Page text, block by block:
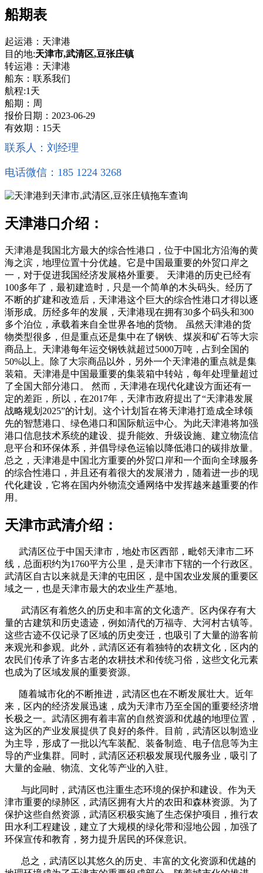
船期表
起运港：天津港
目的地:天津市,武清区,豆张庄镇
转运港：天津港
船东：联系我们
航程:1天
船期：周
报价日期：2023-06-29
有效期：15天
联系人：刘经理
电话微信：185 1224 3268
天津港口介绍：
天津港是我国北方最大的综合性港口，位于中国北方沿海的黄
海之滨，地理位置十分优越。它是中国最重要的外贸口岸之
一，对于促进我国经济发展格外重要。 天津港的历史已经有
100多年了，最初建造时，只是一个简单的木头码头。经历了
不断的扩建和改造后，天津港这个巨大的综合性港口才得以逐
渐形成。历经多年的发展，天津港现在拥有30多个码头和300
多个泊位，承载着来自全世界各地的货物。 虽然天津港的货
物类型很多，但是重点还是集中在了钢铁、煤炭和矿石等大宗
商品上。天津港每年运交钢铁就超过5000万吨，占到全国的
50%以上。除了大宗商品以外，另外一个天津港的重点就是集
装箱。天津港是中国最重要的集装箱中转站，每年处理量超过
了全国大部分港口。 然而，天津港在现代化建设方面还有一
定的差距，所以，在2017年，天津市政府提出了“天津港发展
战略规划2025”的计划。这个计划旨在将天津港打造成全球领
先的智慧港口、绿色港口和国际航运中心。为此天津港将加强
港口信息技术系统的建设、提升能效、升级设施、建立物流信
息平台和环保体系，并倡导绿色运输以降低港口的碳排放量。
总之，天津港是中国北方重要的外贸口岸和一个面向全球服务
的综合性港口，并且还有着很大的发展潜力，随着进一步的现
代化建设，它将在国内外物流交通网络中发挥越来越重要的作
用。
天津市武清介绍：
武清区位于中国天津市，地处市区西部，毗邻天津市二环
线，总面积约为1760平方公里，是天津市下辖的一个行政区。
武清区自古以来就是天津的屯田区，是中国农业发展的重要区
域之一，也是天津市最大的农业生产基地。
武清区有着悠久的历史和丰富的文化遗产。区内保存有大
量的古建筑和历史遗迹，例如清代的万福寺、大河村古镇等。
这些古迹不仅记录了区域的历史变迁，也吸引了大量的游客前
来观光和参观。此外，武清区还有着独特的农耕文化，区内的
农民们传承了许多古老的农耕技术和传统习俗，这些文化元素
也成为了区域发展的重要资源。
随着城市化的不断推进，武清区也在不断发展壮大。近年
来，区内的经济发展迅速，成为天津市乃至全国的重要经济增
长极之一。武清区拥有着丰富的自然资源和优越的地理位置，
这为区的产业发展提供了良好的条件。目前，武清区以制造业
为主导，形成了一批以汽车装配、装备制造、电子信息等为主
导的产业集群。同时，武清区还积极发展现代服务业，吸引了
大量的金融、物流、文化等产业的入驻。
与此同时，武清区也注重生态环境的保护和建设。作为天
津市重要的绿肺区，武清区拥有大片的农田和森林资源。为了
保护这些自然资源，武清区积极实施了生态保护项目，推行农
田水利工程建设，建立了大规模的绿化带和湿地公园，加强了
环保宣传和教育，努力提升居民的环保意识。
总之，武清区以其悠久的历史、丰富的文化资源和优越的